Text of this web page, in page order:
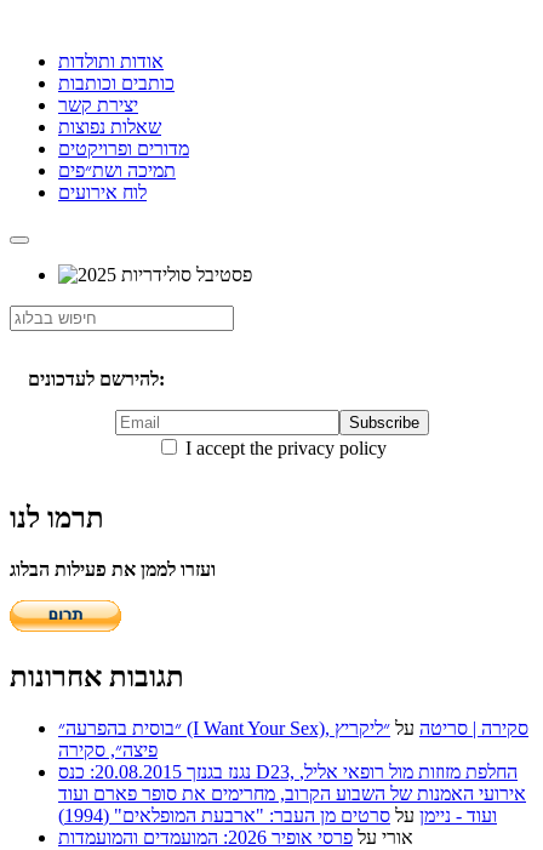
אודות ותולדות
כותבים וכותבות
יצירת קשר
שאלות נפוצות
מדורים ופרויקטים
תמיכה ושת״פים
לוח אירועים
להירשם לעדכונים:
I accept the privacy policy
תרמו לנו
ועזרו לממן את פעילות הבלוג
תגובות אחרונות
״בוסית בהפרעה״ (I Want Your Sex), סקירה | סריטה על ״ליקריץ
פיצה״, סקירה
נגנז בגנזך 20.08.2015: כנס D23, החלפת מזוזות מול רופאי אליל,
אירועי האמנות של השבוע הקרוב, מחרימים את סופר פארם ועוד
ועוד - ניימן על סרטים מן העבר: "ארבעת המופלאים" (1994)
אורי על פרסי אופיר 2026: המועמדים והמועמדות